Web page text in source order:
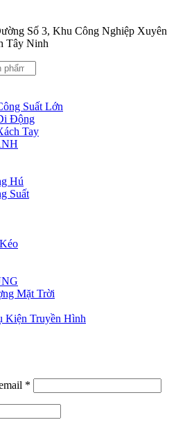
Số 3, Khu Công Nghiệp Xuyên
Tây Ninh
Suất Lớn
Động
Tay
Hú
Suất
Mặt Trời
Kiện Truyền Hình
*
buộc